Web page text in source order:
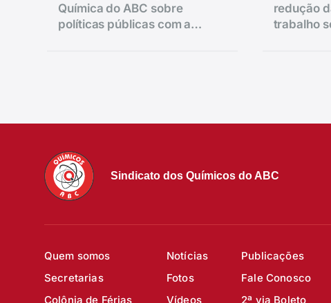
Química do ABC sobre
políticas públicas com a
redução
trabalho
Sindicato dos Químicos do ABC
Quem somos Notícias
Publicações
Secretarias
Fotos
Fale Conosco
Colônia de Férias
Vídeos 2ª via Boleto